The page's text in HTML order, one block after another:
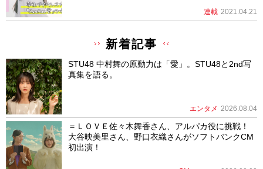
連載 2021.04.21
新着記事
STU48 中村舞の原動力は「愛」。STU48と2nd写
真集を語る。
エンタメ 2026.08.04
＝ＬＯＶＥ佐々木舞香さん、アルパカ役に挑戦！
大谷映美里さん、野口衣織さんがソフトバンクCM
初出演！